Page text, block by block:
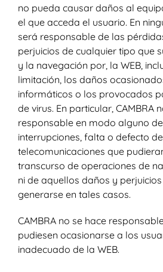
no pueda causar daños al
el que acceda el usuario. En
será responsable de las
perjuicios de cualquier tipo que
y la navegación por, la WEB,
limitación, los daños
informáticos o los provocados
de virus. En particular, CAMBRA
responsable en modo alguno
interrupciones, falta o defecto
telecomunicaciones que
transcurso de operaciones de
ni de aquellos daños y
generarse en tales casos.
CAMBRA no se hace
pudiesen ocasionarse a los
inadecuado de la WEB.